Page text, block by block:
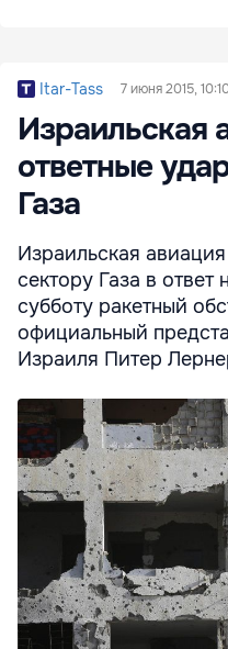
Itar-Tass 7 июня 2015,
Израильская
ответные
Газа
Израильская
сектору Газа в
субботу ракетный
официальный
Израиля Питер